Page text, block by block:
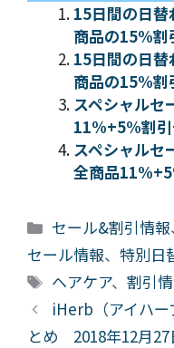
15日間の日
商品の15%割
15日間の日
商品の15%割
スペシャルセ
11%+5%割引
スペシャルセ
全商品
カ
テ
ゴ
リ
ー
セール&割引情報
セール情報、 特別日
タ
グ
ヘアケア、割引
iHerb（アイハー
とめ 2018年12月27